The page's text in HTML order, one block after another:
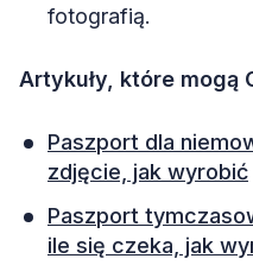
fotografią.
Artykuły, które mogą
Paszport dla
zdjęcie, jak wyrobić
Paszport
ile się czeka, jak